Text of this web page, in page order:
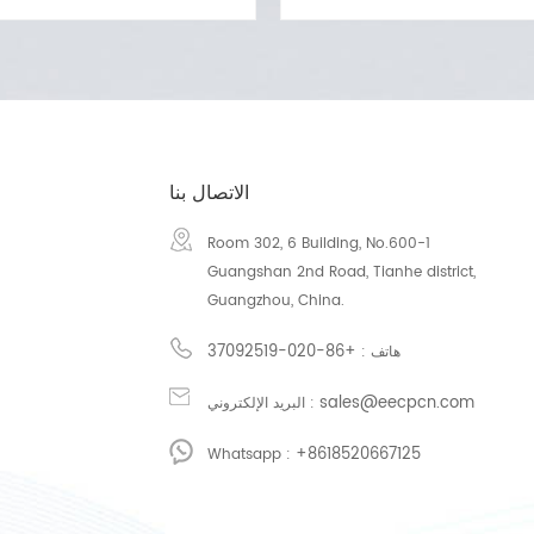
وارتفاع ضغط الدم والسكري وما
التعب. ECP العلاج كما يمكن تخفيف
الاتصال بنا
Room 302, 6 Building, No.600-1
Guangshan 2nd Road, Tianhe district,
Guangzhou, China.
هاتف : +86-020-37092519
البريد الإلكتروني :sales@eecpcn.com
Whatsapp : +8618520667125